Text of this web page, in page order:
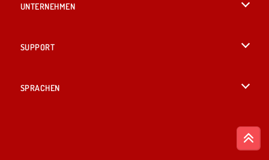
UNTERNEHMEN
SUPPORT
SPRACHEN